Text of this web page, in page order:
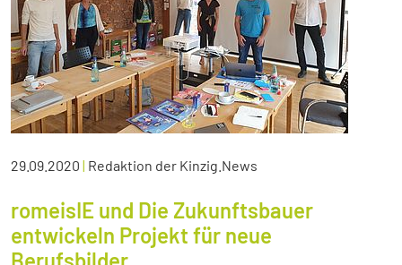
29.09.2020 | Redaktion der Kinzig.News
romeisIE und Die Zukunftsbauer
entwickeln Projekt für neue